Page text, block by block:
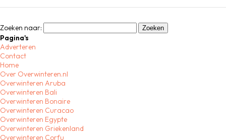
Zoeken naar:
Pagina's
Adverteren
Contact
Home
Over Overwinteren.nl
Overwinteren Aruba
Overwinteren Bali
Overwinteren Bonaire
Overwinteren Curacao
Overwinteren Egypte
Overwinteren Griekenland
Overwinteren Corfu